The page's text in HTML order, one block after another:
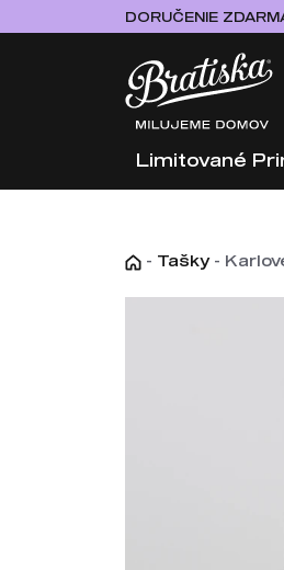
DORUČENIE
Limitované
- Tašky -